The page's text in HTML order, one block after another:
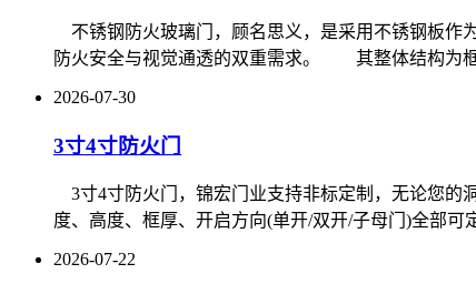
不锈钢防火玻璃门，顾名思义，是采用不锈钢板作
防火安全与视觉通透的双重需求。 其整体结构为框
2026-07-30
3寸4寸防火门
3寸4寸防火门，锦宏门业支持非标定制，无论
度、高度、框厚、开启方向(单开/双开/子母门)全部可
2026-07-22